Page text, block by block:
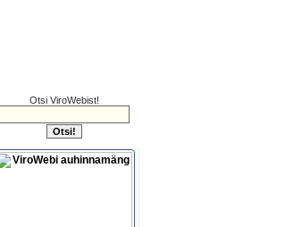
Otsi ViroWebist!